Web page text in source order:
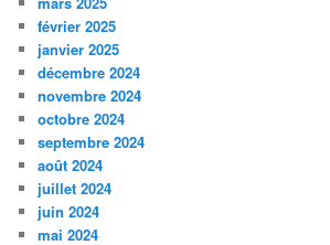
février 2025
janvier 2025
décembre 2024
novembre 2024
octobre 2024
septembre 2024
août 2024
juillet 2024
juin 2024
mai 2024